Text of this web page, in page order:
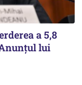
a 5,8
lui